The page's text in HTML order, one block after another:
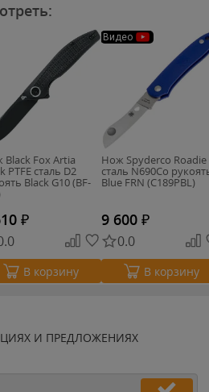
Fox Artia
PTFE сталь D2
Black G10 (BF-
₽
В корзину
Видео
Нож Spyderco Roadie
cталь N690Co
Blue FRN (C189PBL)
9 600 ₽
0.0
В корзину
И ПРЕДЛОЖЕНИЯХ